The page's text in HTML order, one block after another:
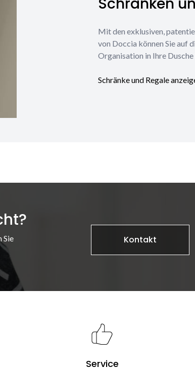
Mit den exklusiven,
von Doccia können Sie auf
Organisation in Ihre Dusche
Schränke und Regale
Sie
Kontakt
Service